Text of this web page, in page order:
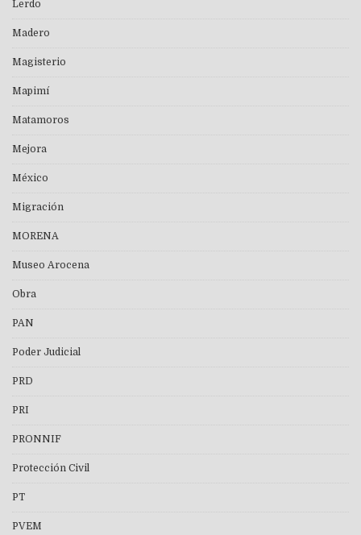
Lerdo
Madero
Magisterio
Mapimí
Matamoros
Mejora
México
Migración
MORENA
Museo Arocena
Obra
PAN
Poder Judicial
PRD
PRI
PRONNIF
Protección Civil
PT
PVEM